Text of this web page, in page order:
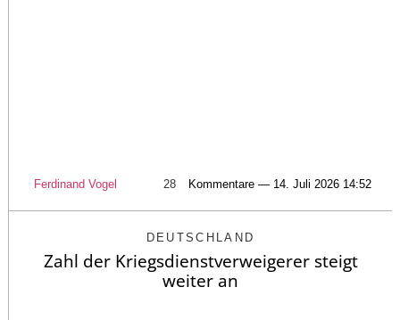
Ferdinand Vogel 28 Kommentare — 14. Juli 2026 14:52
DEUTSCHLAND
Zahl der Kriegsdienstverweigerer steigt
weiter an